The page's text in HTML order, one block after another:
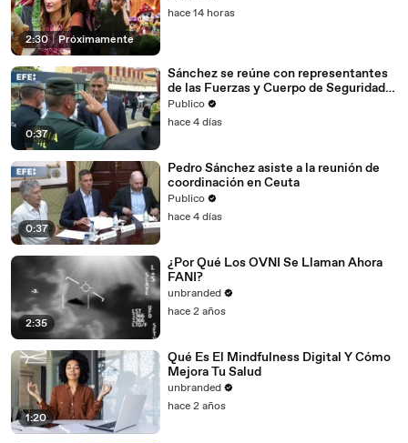
2:30 | Próximamente
hace 14 horas
0:37
Sánchez se reúne con representantes
de las Fuerzas y Cuerpo de Seguridad
del Estado en Ceuta
Publico
hace 4 días
0:37
Pedro Sánchez asiste a la reunión de
coordinación en Ceuta
Publico
hace 4 días
2:35
¿Por Qué Los OVNI Se Llaman Ahora
FANI?
unbranded
hace 2 años
1:20
Qué Es El Mindfulness Digital Y Cómo
Mejora Tu Salud
unbranded
hace 2 años